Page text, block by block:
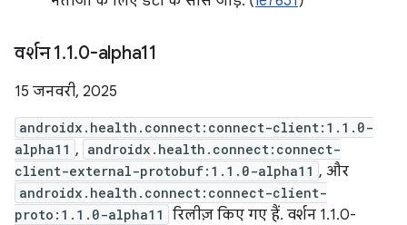
वर्शन 1.1.0-alpha11
15 जनवरी, 2025
androidx.health.connect:connect-client:1.1.0-
alpha11 , androidx.health.connect:connect-
client-external-protobuf:1.1.0-alpha11 , और
androidx.health.connect:connect-client-
proto:1.1.0-alpha11
रिलीज़ किए गए हैं. वर्शन 1.1.0-